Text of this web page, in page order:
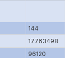
144
17763498
96120